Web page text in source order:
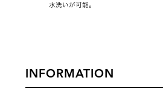
水洗いが可能。
INFORMATION